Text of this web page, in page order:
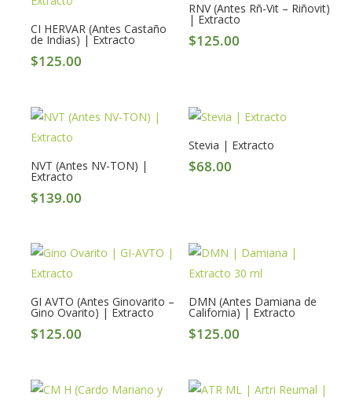
CI HERVAR (Antes Castaño
de Indias) | Extracto
$125.00
RNV (Antes Rñ-Vit – Riñovit)
| Extracto
$125.00
NVT (Antes NV-TON) |
Extracto
$139.00
Stevia | Extracto
$68.00
GI AVTO (Antes Ginovarito –
Gino Ovarito) | Extracto
$125.00
DMN (Antes Damiana de
California) | Extracto
$125.00